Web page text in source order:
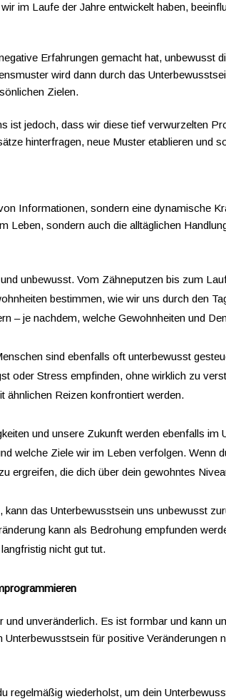
im Laufe der Jahre entwickelt haben,
Erfahrungen gemacht hat, unbewusst
wird dann durch das
Zielen.
ist jedoch, dass wir diese tief verwurzelten
hinterfragen, neue Muster etablieren und
Informationen, sondern eine dynamische
Leben, sondern auch die alltäglichen
unbewusst. Vom Zähneputzen bis zum
bestimmen, wie wir uns durch den
– je nachdem, welche Gewohnheiten und
sind ebenfalls oft unterbewusst
oder Stress empfinden, ohne wirklich zu
ähnlichen Reizen konfrontiert werden.
und unsere Zukunft werden ebenfalls
welche Ziele wir im Leben verfolgen. Wenn
ergreifen, die dich über dein gewohntes
das Unterbewusstsein uns unbewusst
kann als Bedrohung empfunden
nicht gut tut.
unveränderlich. Es ist formbar und kann
für positive Veränderungen
regelmäßig wiederholst, um dein